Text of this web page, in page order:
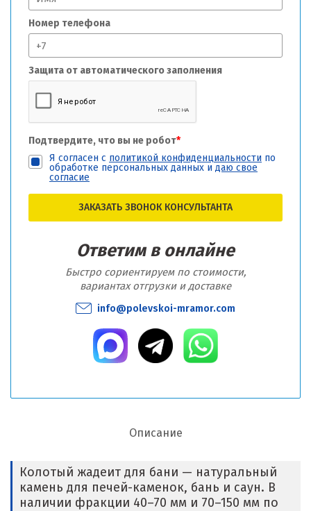
Номер телефона
Защита от автоматического заполнения
Подтвердите, что вы не робот*
Я согласен с политикой конфиденциальности по
обработке персональных данных и даю свое
согласие
ЗАКАЗАТЬ ЗВОНОК КОНСУЛЬТАНТА
Ответим в онлайне
Быстро сориентируем по стоимости,
вариантах отгрузки и доставке
info@polevskoi-mramor.com
Описание
Колотый жадеит для бани — натуральный
камень для печей-каменок, бань и саун. В
наличии фракции 40–70 мм и 70–150 мм по